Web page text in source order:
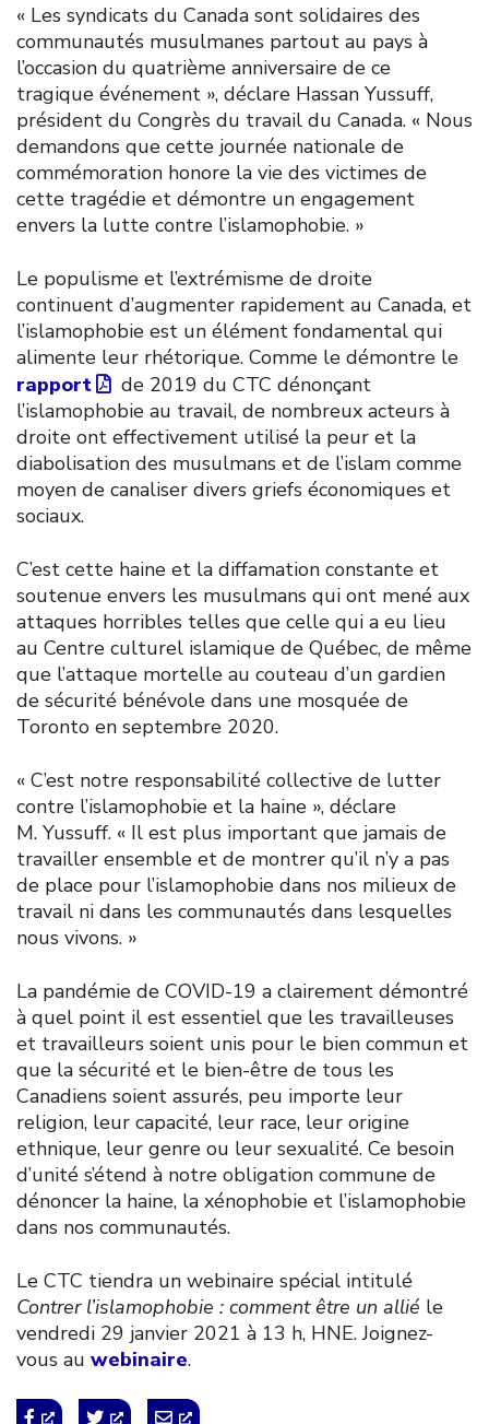
« Les syndicats du Canada sont solidaires des
communautés musulmanes partout au pays à
l’occasion du quatrième anniversaire de ce
tragique événement », déclare Hassan Yussuff,
président du Congrès du travail du Canada. « Nous
demandons que cette journée nationale de
commémoration honore la vie des victimes de
cette tragédie et démontre un engagement
envers la lutte contre l’islamophobie. »
Le populisme et l’extrémisme de droite
continuent d’augmenter rapidement au Canada, et
l’islamophobie est un élément fondamental qui
alimente leur rhétorique. Comme le démontre le
rapport
de 2019 du CTC dénonçant
l’islamophobie au travail, de nombreux acteurs à
droite ont effectivement utilisé la peur et la
diabolisation des musulmans et de l’islam comme
moyen de canaliser divers griefs économiques et
sociaux.
C’est cette haine et la diffamation constante et
soutenue envers les musulmans qui ont mené aux
attaques horribles telles que celle qui a eu lieu
au Centre culturel islamique de Québec, de même
que l’attaque mortelle au couteau d’un gardien
de sécurité bénévole dans une mosquée de
Toronto en septembre 2020.
« C’est notre responsabilité collective de lutter
contre l’islamophobie et la haine », déclare
M. Yussuff. « Il est plus important que jamais de
travailler ensemble et de montrer qu’il n’y a pas
de place pour l’islamophobie dans nos milieux de
travail ni dans les communautés dans lesquelles
nous vivons. »
La pandémie de COVID-19 a clairement démontré
à quel point il est essentiel que les travailleuses
et travailleurs soient unis pour le bien commun et
que la sécurité et le bien-être de tous les
Canadiens soient assurés, peu importe leur
religion, leur capacité, leur race, leur origine
ethnique, leur genre ou leur sexualité. Ce besoin
d’unité s’étend à notre obligation commune de
dénoncer la haine, la xénophobie et l’islamophobie
dans nos communautés.
Le CTC tiendra un webinaire spécial intitulé
Contrer l’islamophobie : comment être un allié le
vendredi 29 janvier 2021 à 13 h, HNE. Joignez-
vous au webinaire.